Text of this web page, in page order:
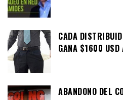
CADA
GANA $1600 USD
ABANDONO DEL